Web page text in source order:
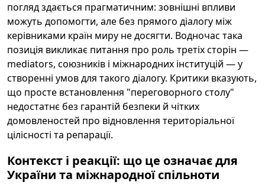
погляд здається прагматичним: зовнішні впливи
можуть допомогти, але без прямого діалогу між
керівниками країн миру не досягти. Водночас така
позиція викликає питання про роль третіх сторін —
mediators, союзників і міжнародних інституцій — у
створенні умов для такого діалогу. Критики вказують,
що просте встановлення "переговорного столу"
недостатнє без гарантій безпеки й чітких
домовленостей про відновлення територіальної
цілісності та репарації.
Контекст і реакції: що це означає для
України та міжнародної спільноти